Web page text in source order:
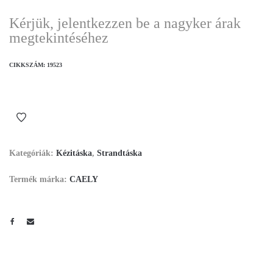
Kérjük, jelentkezzen be a nagyker árak
megtekintéséhez
CIKKSZÁM: 19523
Kategóriák: Kézitáska, Strandtáska
Termék márka: CAELY